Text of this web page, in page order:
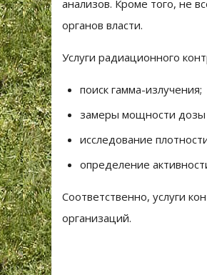
анализов. Кроме того, не
органов власти.
Услуги радиационного
поиск гамма-излучения;
замеры мощности дозы
исследование
определение
Соответственно, услуги
организаций.